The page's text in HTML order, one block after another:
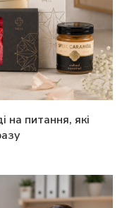
на питання, які